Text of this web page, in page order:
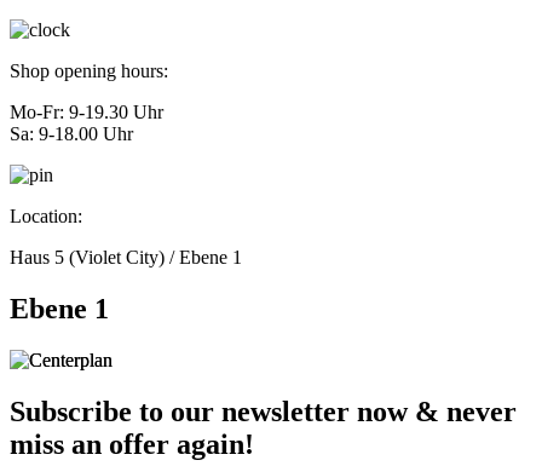
Shop opening hours:
Mo-Fr: 9-19.30 Uhr
Sa: 9-18.00 Uhr
Location:
Haus 5 (Violet City) / Ebene 1
Ebene 1
Subscribe to our newsletter now & never
miss an offer again!